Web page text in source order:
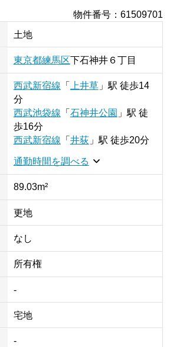
物件番号 ：61509701
土地
東京都練馬区下石神井６丁目
西武新宿線 「 上井草」 駅 徒歩14
分
西武池袋線 「 石神井公園 」 駅 徒
歩16分
西武新宿線 「 井荻」 駅 徒歩20分
通勤時間を調べる
89.03m²
更地
なし
所有権
-
宅地
-